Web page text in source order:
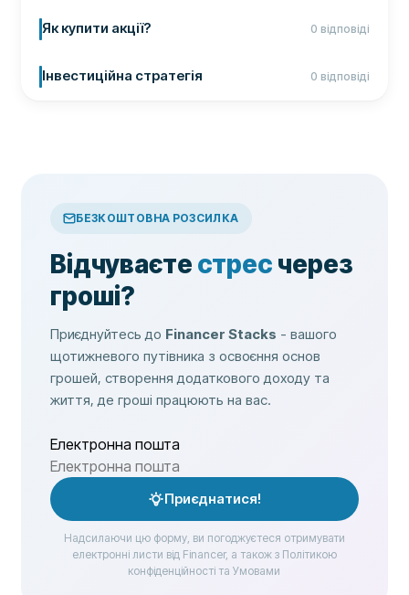
Як купити акції? 0 відповіді
Інвестиційна стратегія 0 відповіді
БЕЗКОШТОВНА РОЗСИЛКА
Відчуваєте стрес через
гроші?
Приєднуйтесь до Financer Stacks - вашого
щотижневого путівника з освоєння основ
грошей, створення додаткового доходу та
життя, де гроші працюють на вас.
Електронна пошта
Приєднатися!
Надсилаючи цю форму, ви погоджуєтеся отримувати
електронні листи від Financer, а також з Політикою
конфіденційності та Умовами